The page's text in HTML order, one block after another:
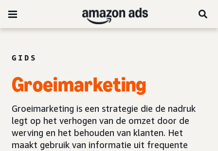
GIDS
Groeimarketing
Groeimarketing is een strategie die de nadruk
legt op het verhogen van de omzet door de
werving en het behouden van klanten. Het
maakt gebruik van informatie uit frequente